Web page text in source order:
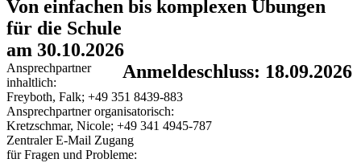
Von einfachen bis komplexen Übungen
für die Schule
am 30.10.2026
Anmeldeschluss: 18.09.2026
Ansprechpartner
inhaltlich:
Freyboth, Falk; +49 351 8439-883
Ansprechpartner organisatorisch:
Kretzschmar, Nicole; +49 341 4945-787
Zentraler E-Mail Zugang
für Fragen und Probleme: